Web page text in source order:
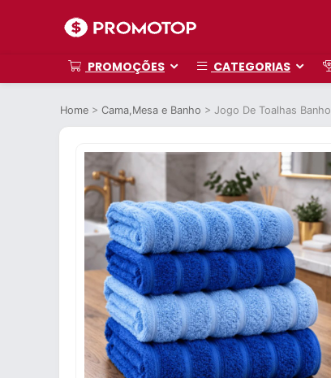
PROMOÇÕES CATEGORIAS
Home > Cama,Mesa e Banho > Jogo De Toalhas